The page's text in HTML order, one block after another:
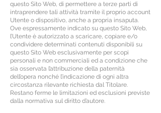
questo Sito Web, di permettere a terze parti di
intraprendere tali attività tramite il proprio account
Utente o dispositivo, anche a propria insaputa.
Ove espressamente indicato su questo Sito Web,
l’Utente è autorizzato a scaricare, copiare e/o
condividere determinati contenuti disponibili su
questo Sito Web esclusivamente per scopi
personali e non commerciali ed a condizione che
sia osservata l’attribuzione della paternità
dell’opera nonché l’indicazione di ogni altra
circostanza rilevante richiesta dal Titolare.
Restano ferme le limitazioni ed esclusioni previste
dalla normativa sul diritto d’autore.